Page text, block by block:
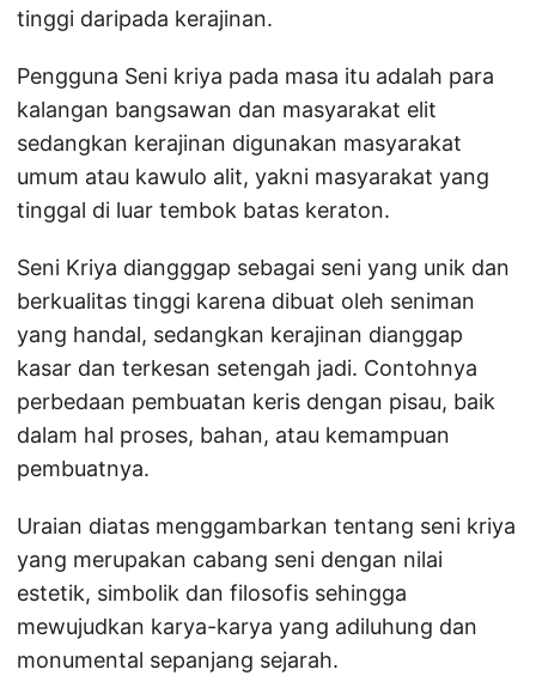
tinggi daripada kerajinan.
Pengguna Seni kriya pada masa itu adalah para
kalangan bangsawan dan masyarakat elit
sedangkan kerajinan digunakan masyarakat
umum atau kawulo alit, yakni masyarakat yang
tinggal di luar tembok batas keraton.
Seni Kriya diangggap sebagai seni yang unik dan
berkualitas tinggi karena dibuat oleh seniman
yang handal, sedangkan kerajinan dianggap
kasar dan terkesan setengah jadi. Contohnya
perbedaan pembuatan keris dengan pisau, baik
dalam hal proses, bahan, atau kemampuan
pembuatnya.
Uraian diatas menggambarkan tentang seni kriya
yang merupakan cabang seni dengan nilai
estetik, simbolik dan filosofis sehingga
mewujudkan karya-karya yang adiluhung dan
monumental sepanjang sejarah.